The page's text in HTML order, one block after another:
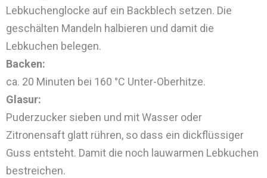
Lebkuchenglocke auf ein Backblech setzen. Die
geschälten Mandeln halbieren und damit die
Lebkuchen belegen.
Backen:
ca. 20 Minuten bei 160 °C Unter-Oberhitze.
Glasur:
Puderzucker sieben und mit Wasser oder
Zitronensaft glatt rühren, so dass ein dickflüssiger
Guss entsteht. Damit die noch lauwarmen Lebkuchen
bestreichen.